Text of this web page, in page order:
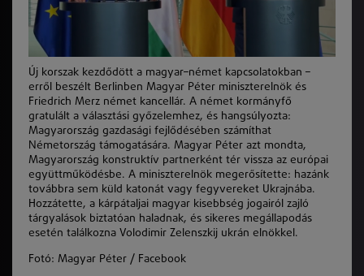
Új korszak kezdődött a magyar–német kapcsolatokban –
erről beszélt Berlinben Magyar Péter miniszterelnök és
Friedrich Merz német kancellár. A német kormányfő
gratulált a választási győzelemhez, és hangsúlyozta:
Magyarország gazdasági fejlődésében számíthat
Németország támogatására. Magyar Péter azt mondta,
Magyarország konstruktív partnerként tér vissza az európai
együttműködésbe. A miniszterelnök megerősítette: hazánk
továbbra sem küld katonát vagy fegyvereket Ukrajnába.
Hozzátette, a kárpátaljai magyar kisebbség jogairól zajló
tárgyalások biztatóan haladnak, és sikeres megállapodás
esetén találkozna Volodimir Zelenszkij ukrán elnökkel.
Fotó: Magyar Péter / Facebook